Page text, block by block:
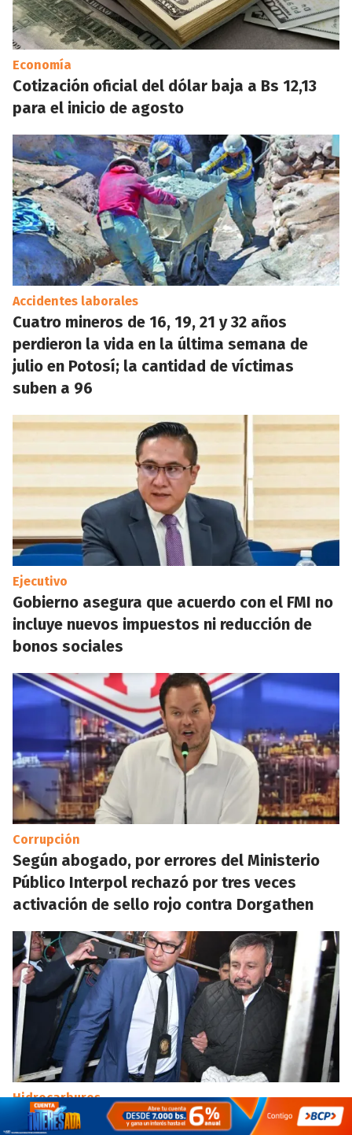
Economía
Cotización oficial del dólar baja a Bs 12,13
para el inicio de agosto
Accidentes laborales
Cuatro mineros de 16, 19, 21 y 32 años
perdieron la vida en la última semana de
julio en Potosí; la cantidad de víctimas
suben a 96
Ejecutivo
Gobierno asegura que acuerdo con el FMI no
incluye nuevos impuestos ni reducción de
bonos sociales
Corrupción
Según abogado, por errores del Ministerio
Público Interpol rechazó por tres veces
activación de sello rojo contra Dorgathen
Hidrocarburos
Audiencia: Medinaceli se declaró inocente y